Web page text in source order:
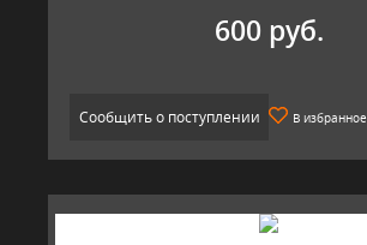
600 руб.
Сообщить о поступлении В избранное